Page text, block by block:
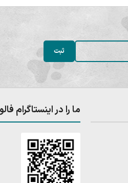
ما را در اینستاگرام